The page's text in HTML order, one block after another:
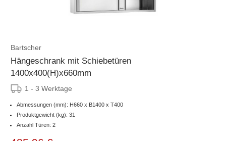
Bartscher
Hängeschrank mit Schiebetüren
1400x400(H)x660mm
1 - 3 Werktage
Abmessungen (mm): H660 x B1400 x T400
Produktgewicht (kg): 31
Anzahl Türen: 2